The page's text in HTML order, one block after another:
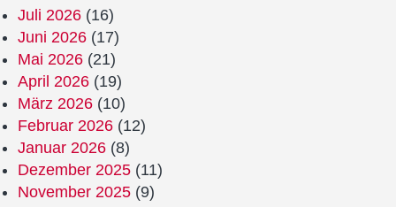
Juli 2026 (16)
Juni 2026 (17)
Mai 2026 (21)
April 2026 (19)
März 2026 (10)
Februar 2026 (12)
Januar 2026 (8)
Dezember 2025 (11)
November 2025 (9)